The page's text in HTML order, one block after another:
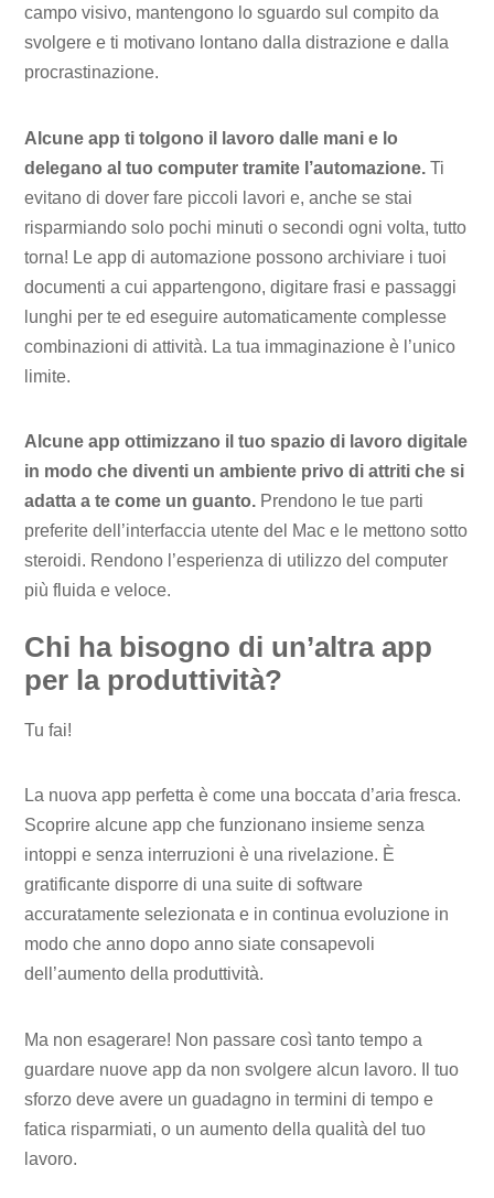
campo visivo, mantengono lo sguardo sul compito da
svolgere e ti motivano lontano dalla distrazione e dalla
procrastinazione.
Alcune app ti tolgono il lavoro dalle mani e lo
delegano al tuo computer tramite l’automazione. Ti
evitano di dover fare piccoli lavori e, anche se stai
risparmiando solo pochi minuti o secondi ogni volta, tutto
torna! Le app di automazione possono archiviare i tuoi
documenti a cui appartengono, digitare frasi e passaggi
lunghi per te ed eseguire automaticamente complesse
combinazioni di attività. La tua immaginazione è l’unico
limite.
Alcune app ottimizzano il tuo spazio di lavoro digitale
in modo che diventi un ambiente privo di attriti che si
adatta a te come un guanto. Prendono le tue parti
preferite dell’interfaccia utente del Mac e le mettono sotto
steroidi. Rendono l’esperienza di utilizzo del computer
più fluida e veloce.
Chi ha bisogno di un’altra app
per la produttività?
Tu fai!
La nuova app perfetta è come una boccata d’aria fresca.
Scoprire alcune app che funzionano insieme senza
intoppi e senza interruzioni è una rivelazione. È
gratificante disporre di una suite di software
accuratamente selezionata e in continua evoluzione in
modo che anno dopo anno siate consapevoli
dell’aumento della produttività.
Ma non esagerare! Non passare così tanto tempo a
guardare nuove app da non svolgere alcun lavoro. Il tuo
sforzo deve avere un guadagno in termini di tempo e
fatica risparmiati, o un aumento della qualità del tuo
lavoro.